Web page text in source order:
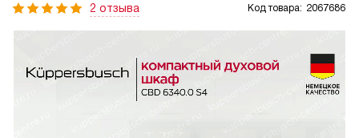
2 отзыва Код товара: 2067686